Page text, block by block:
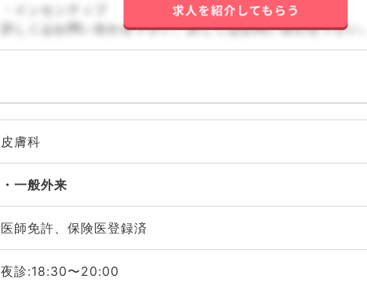
・インセンティブ
詳しくはお問い合わせ下さい。詳しくはお問い合わせ下さい。
皮膚科
一般外来
医師免許、保険医登録済
夜診:18:30〜20:00